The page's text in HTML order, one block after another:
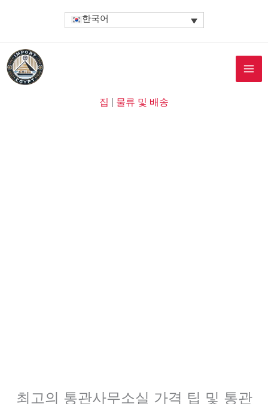
건
한국어
집 물류 및 배송
최고의 통관사무소실 가격 팁 및 통관